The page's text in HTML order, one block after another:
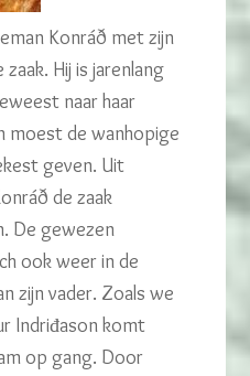
Konráð met zijn
Hij is jarenlang
naar haar
moest de wanhopige
geven. Uit
de zaak
De gewezen
ook weer in de
zijn vader. Zoals we
Indriđason komt
op gang. Door